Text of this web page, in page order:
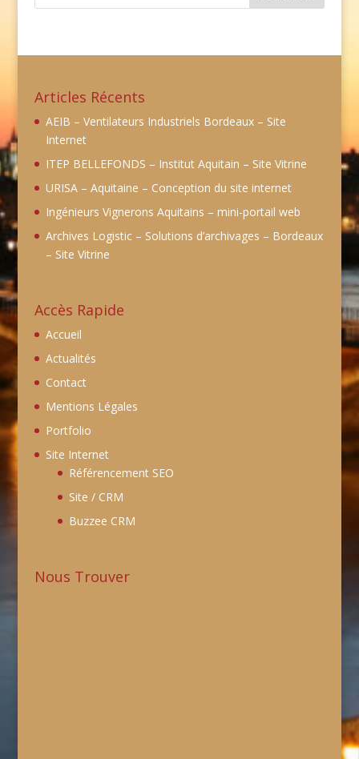
Articles Récents
AEIB – Ventilateurs Industriels Bordeaux – Site
Internet
ITEP BELLEFONDS – Institut Aquitain – Site Vitrine
URISA – Aquitaine – Conception du site internet
Ingénieurs Vignerons Aquitains – mini-portail web
Archives Logistic – Solutions d’archivages – Bordeaux
– Site Vitrine
Accès Rapide
Accueil
Actualités
Contact
Mentions Légales
Portfolio
Site Internet
Référencement SEO
Site / CRM
Buzzee CRM
Nous Trouver